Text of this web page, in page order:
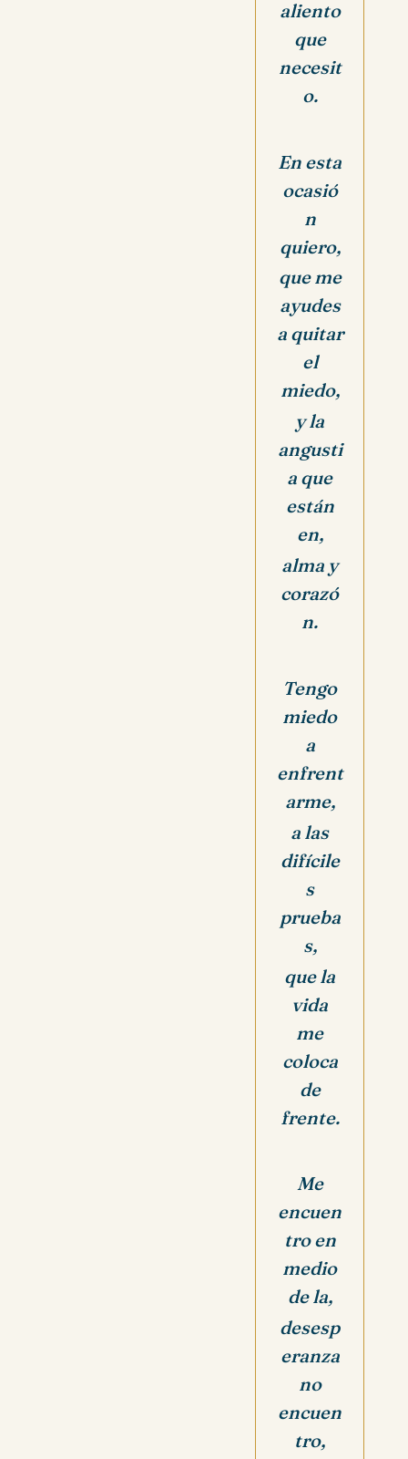
aliento
que
necesit
o.
En esta
ocasió
n
quiero,
que me
ayudes
a quitar
el
miedo,
y la
angusti
a que
están
en,
alma y
corazó
n.
Tengo
miedo
a
enfrent
arme,
a las
difícile
s
prueba
s,
que la
vida
me
coloca
de
frente.
Me
encuen
tro en
medio
de la,
desesp
eranza
no
encuen
tro,